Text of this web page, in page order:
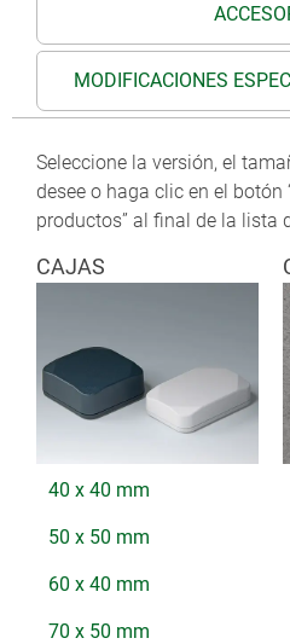
MODIFICACIONES
Seleccione la versión, el
desee o haga clic en el botón
productos” al final de la lista
CAJAS
40 x 40 mm
50 x 50 mm
60 x 40 mm
70 x 50 mm